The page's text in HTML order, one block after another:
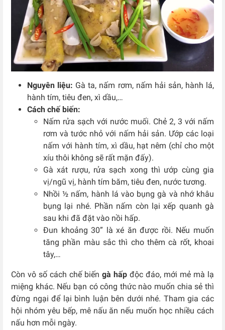
Nguyên liệu: Gà ta, nấm rơm, nấm hải sản, hành lá,
hành tím, tiêu đen, xì dầu,…
Cách chế biến:
Nấm rửa sạch với nước muối. Chẻ 2, 3 với nấm
rơm và tước nhỏ với nấm hải sản. Ướp các loại
nấm với hành tím, xì dầu, hạt nêm (chỉ cho một
xíu thôi không sẽ rất mặn đấy).
Gà xát rượu, rửa sạch xong thì ướp cùng gia
vị/ngũ vị, hành tím băm, tiêu đen, nước tương.
Nhồi ½ nấm, hành lá vào bụng gà và nhớ khâu
bụng lại nhé. Phần nấm còn lại xếp quanh gà
sau khi đã đặt vào nồi hấp.
Đun khoảng 30” là xé ăn được rồi. Nếu muốn
tăng phần màu sắc thì cho thêm cà rốt, khoai
tây,…
Còn vô số cách chế biến gà hấp độc đáo, mới mẻ mà lạ
miệng khác. Nếu bạn có công thức nào muốn chia sẻ thì
đừng ngại để lại bình luận bên dưới nhé. Tham gia các
hội nhóm yêu bếp, mê nấu ăn nếu muốn học nhiều cách
nấu hơn mỗi ngày.